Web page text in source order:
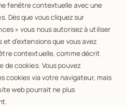
fenêtre contextuelle avec une
Dès que vous cliquez sur
» vous nous autorisez à utiliser
d’extensions que vous avez
contextuelle, comme décrit
de cookies. Vous pouvez
cookies via votre navigateur, mais
web pourrait ne plus